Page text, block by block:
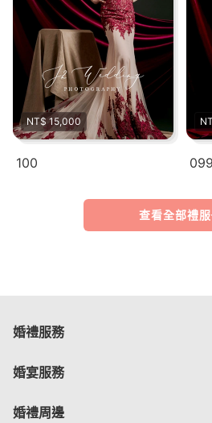
NT$ 15,000
100 099
查看全部禮服
婚禮服務
婚宴服務
婚禮周邊